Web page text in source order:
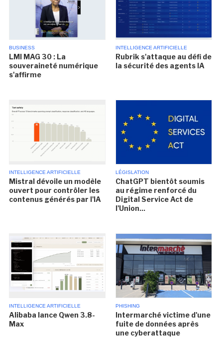
BUSINESS
LMI MAG 30 : La
souveraineté numérique
s'affirme
INTELLIGENCE ARTIFICIELLE
Rubrik s'attaque au défi de
la sécurité des agents IA
INTELLIGENCE ARTIFICIELLE
Mistral dévoile un modèle
ouvert pour contrôler les
contenus générés par l'IA
LÉGISLATION
ChatGPT bientôt soumis
au régime renforcé du
Digital Service Act de
l'Union...
INTELLIGENCE ARTIFICIELLE
Alibaba lance Qwen 3.8-
Max
PHISHING
Intermarché victime d'une
fuite de données après
une cyberattaque